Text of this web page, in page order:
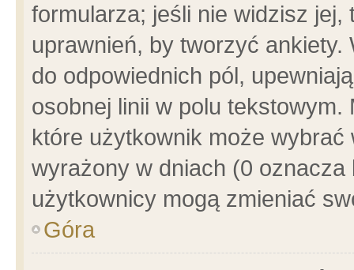
formularza; jeśli nie widzisz
uprawnień, by tworzyć ankiety.
do odpowiednich pól,
osobnej linii w polu
które użytkownik może
wyrażony w dniach (0
użytkownicy mogą zmieniać
Góra